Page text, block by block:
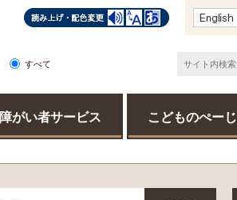
すべて
障がい者サービス こどものぺーじ